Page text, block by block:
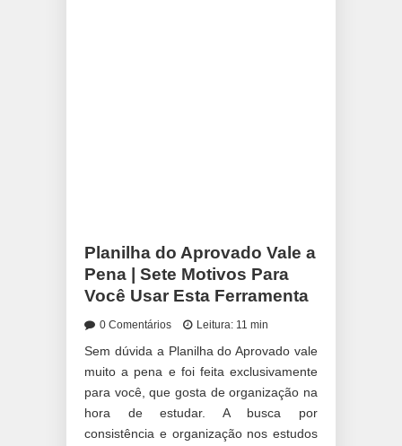
Planilha do Aprovado Vale a
Pena | Sete Motivos Para
Você Usar Esta Ferramenta
0 Comentários Leitura: 11 min
Sem dúvida a Planilha do Aprovado vale
muito a pena e foi feita exclusivamente
para você, que gosta de organização na
hora de estudar. A busca por
consistência e organização nos estudos